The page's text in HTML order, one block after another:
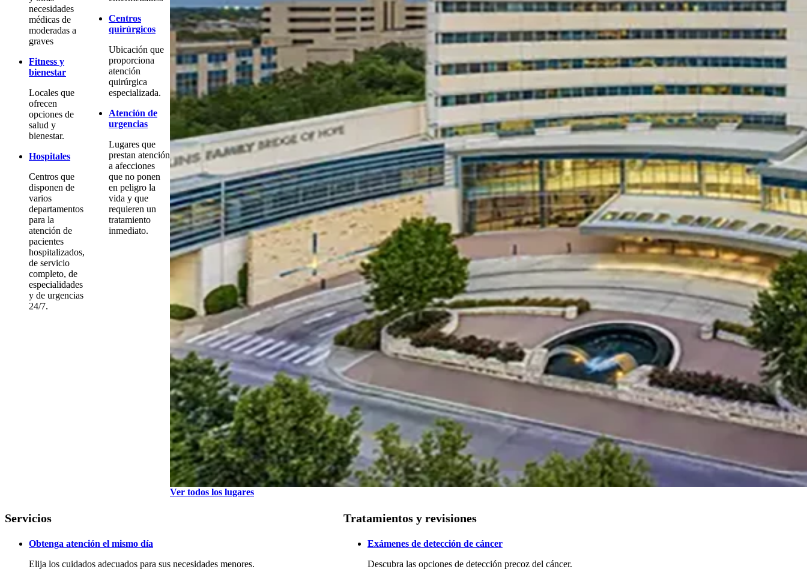
necesidades
médicas de
moderadas a
graves
Fitness y
bienestar
Locales que
ofrecen
opciones de
salud y
bienestar.
Hospitales
Centros que
disponen de
varios
departamentos
para la
atención de
pacientes
hospitalizados,
de servicio
completo, de
especialidades
y de urgencias
24/7.
Centros
quirúrgicos
Ubicación que
proporciona
atención
quirúrgica
especializada.
Atención de
urgencias
Lugares que
prestan atención
a afecciones
que no ponen
en peligro la
vida y que
requieren un
tratamiento
inmediato.
Ver todos los lugares
Servicios
Obtenga atención el mismo día
Elija los cuidados adecuados para sus necesidades menores.
Tratamientos y revisiones
Exámenes de detección de cáncer
Descubra las opciones de detección precoz del cáncer.